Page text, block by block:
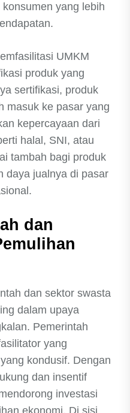
yang lebih
UMKM
produk yang
sertifikasi, produk
masuk ke pasar yang
kepercayaan dari
halal, SNI, atau
tambah bagi produk
daya jualnya di pasar
dan
dan sektor swasta
dalam upaya
Pemerintah
yang
kondusif. Dengan
dan insentif
investasi
ekonomi. Di sisi